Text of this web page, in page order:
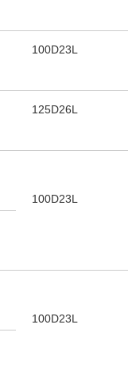
100D23L
125D26L
100D23L
100D23L